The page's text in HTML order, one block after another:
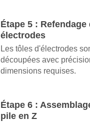
Étape 5 : Refendage
électrodes
Les tôles d'électrodes
découpées avec
dimensions requises.
Étape 6 :
pile en Z